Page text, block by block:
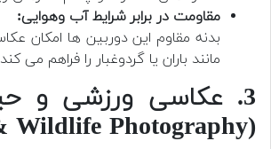
مقاومت در برابر شرایط آب وهوایی:
بدنه مقاوم این دوربین ها امکان
مانند باران یا گردوغبار را فراهم می
3. عکاسی ورزشی و
(Sports & Wildlife Photography)